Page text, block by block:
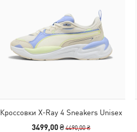
Кроссовки X-Ray 4 Sneakers Unisex
3499,00 ₴4490,00 ₴